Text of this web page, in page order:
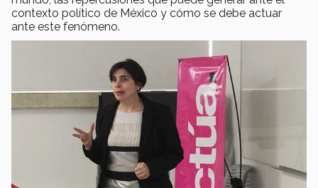
contexto político de México y cómo se debe actuar
ante este fenómeno.